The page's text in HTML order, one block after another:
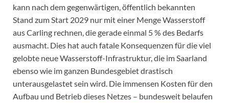
kann nach dem gegenwärtigen, öffentlich bekannten
Stand zum Start 2029 nur mit einer Menge Wasserstoff
aus Carling rechnen, die gerade einmal 5 % des Bedarfs
ausmacht. Dies hat auch fatale Konsequenzen für die viel
gelobte neue Wasserstoff-Infrastruktur, die im Saarland
ebenso wie im ganzen Bundesgebiet drastisch
unterausgelastet sein wird. Die immensen Kosten für den
Aufbau und Betrieb dieses Netzes – bundesweit belaufen